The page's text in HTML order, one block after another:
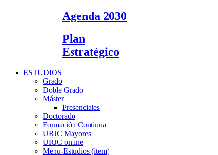
Agenda 2030
Plan
Estratégico
ESTUDIOS
Grado
Doble Grado
Máster
Presenciales
Doctorado
Formación Continua
URJC Mayores
URJC online
Menu-Estudios (item)